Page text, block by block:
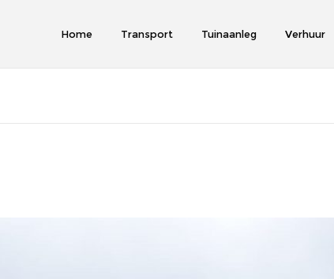
Home Transport Tuinaanleg Verhuur